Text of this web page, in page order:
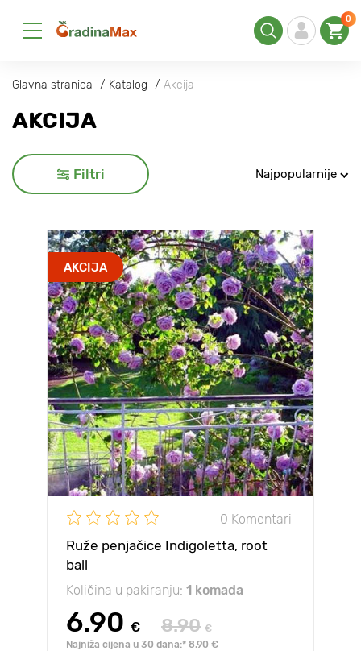
0
Glavna stranica Katalog Akcija
AKCIJA
Filtri Najpopularnije
AKCIJA
0 Komentari
Ruže penjačice Indigoletta, root
ball
Količina u pakiranju: 1 komada
6.90 € 8.90 €
Najniža cijena u 30 dana:* 8.90 €